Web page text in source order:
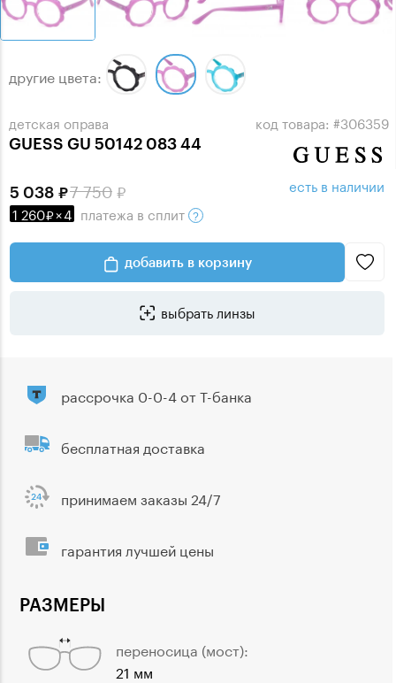
детская оправа
GUESS GU 50142 083 44
код товара: #306359
другие цвета:
7 750
5 038
1 260 ×4 платежа в сплит
есть в наличии
добавить в корзину
выбрать линзы
РАЗМЕРЫ
переносица (мост):
21 мм
рассрочка 0-0-4 от Т-банка
бесплатная доставка
принимаем заказы 24/7
гарантия лучшей цены